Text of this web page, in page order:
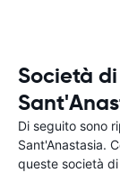
Società
Di seguito sono
Sant'Anastasia.
queste società